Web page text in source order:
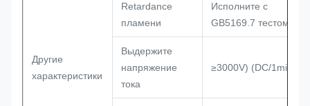
Другие
характеристики
Retardance
пламени
Исполните с
GB5169.7 тестом a
Выдержите
напряжение
тока
≥3000V) (DC/1min